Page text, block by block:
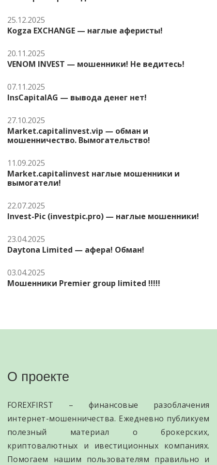
25.12.2025
Kogza EXCHANGE — наглые аферисты!
20.11.2025
VENOM INVEST — мошенники! Не ведитесь!
07.11.2025
InsCapitalAG — вывода денег нет!
27.10.2025
Market.capitalinvest.vip — обман и
мошенничество. Вымогательство!
11.09.2025
Market.capitalinvest наглые мошенники и
вымогатели!
22.07.2025
Invest-Pic (investpic.pro) — наглые мошенники!
23.04.2025
Daytona Limited — афера! Обман!
03.04.2025
Мошенники Premier group limited !!!!!
О проекте
FOREXFIRST – финансовые разоблачения
интернет-мошенничества. Ежедневно публикуем
полезный материал о брокерских,
криптовалютных и ивестиционных компаниях.
Помогаем нашим пользователям правильно и